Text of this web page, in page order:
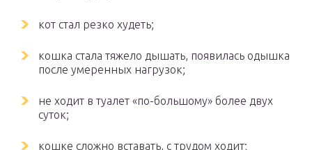
кот стал резко худеть;
кошка стала тяжело дышать, появилась одышка
после умеренных нагрузок;
не ходит в туалет «по-большому» более двух
суток;
кошке сложно вставать, с трудом ходит;